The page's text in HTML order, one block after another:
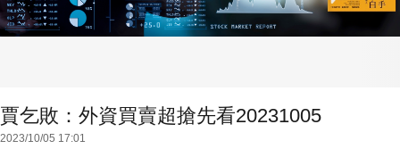
賈乞敗：外資買賣超搶先看20231005
2023/10/05 17:01